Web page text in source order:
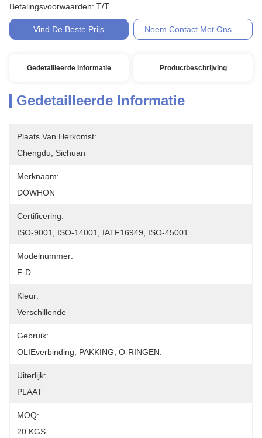
Betalingsvoorwaarden: T/T
Vind De Beste Prijs Neem Contact Met Ons Op
Gedetailleerde Informatie Productbeschrijving
Gedetailleerde Informatie
Plaats Van Herkomst:
Chengdu, Sichuan
Merknaam:
DOWHON
Certificering:
ISO-9001, ISO-14001, IATF16949, ISO-45001.
Modelnummer:
F-D
Kleur:
Verschillende
Gebruik:
OLIEverbinding, PAKKING, O-RINGEN.
Uiterlijk:
PLAAT
MOQ:
20 KGS